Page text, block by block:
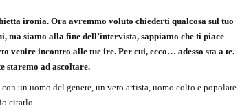
ironia. Ora avremmo voluto chiederti qualcosa sul tuo
ma siamo alla fine dell’intervista, sappiamo che ti piace
venire incontro alle tue ire. Per cui, ecco… adesso sta a te.
staremo ad ascoltare.
un uomo del genere, un vero artista, uomo colto e popolare
citarlo.